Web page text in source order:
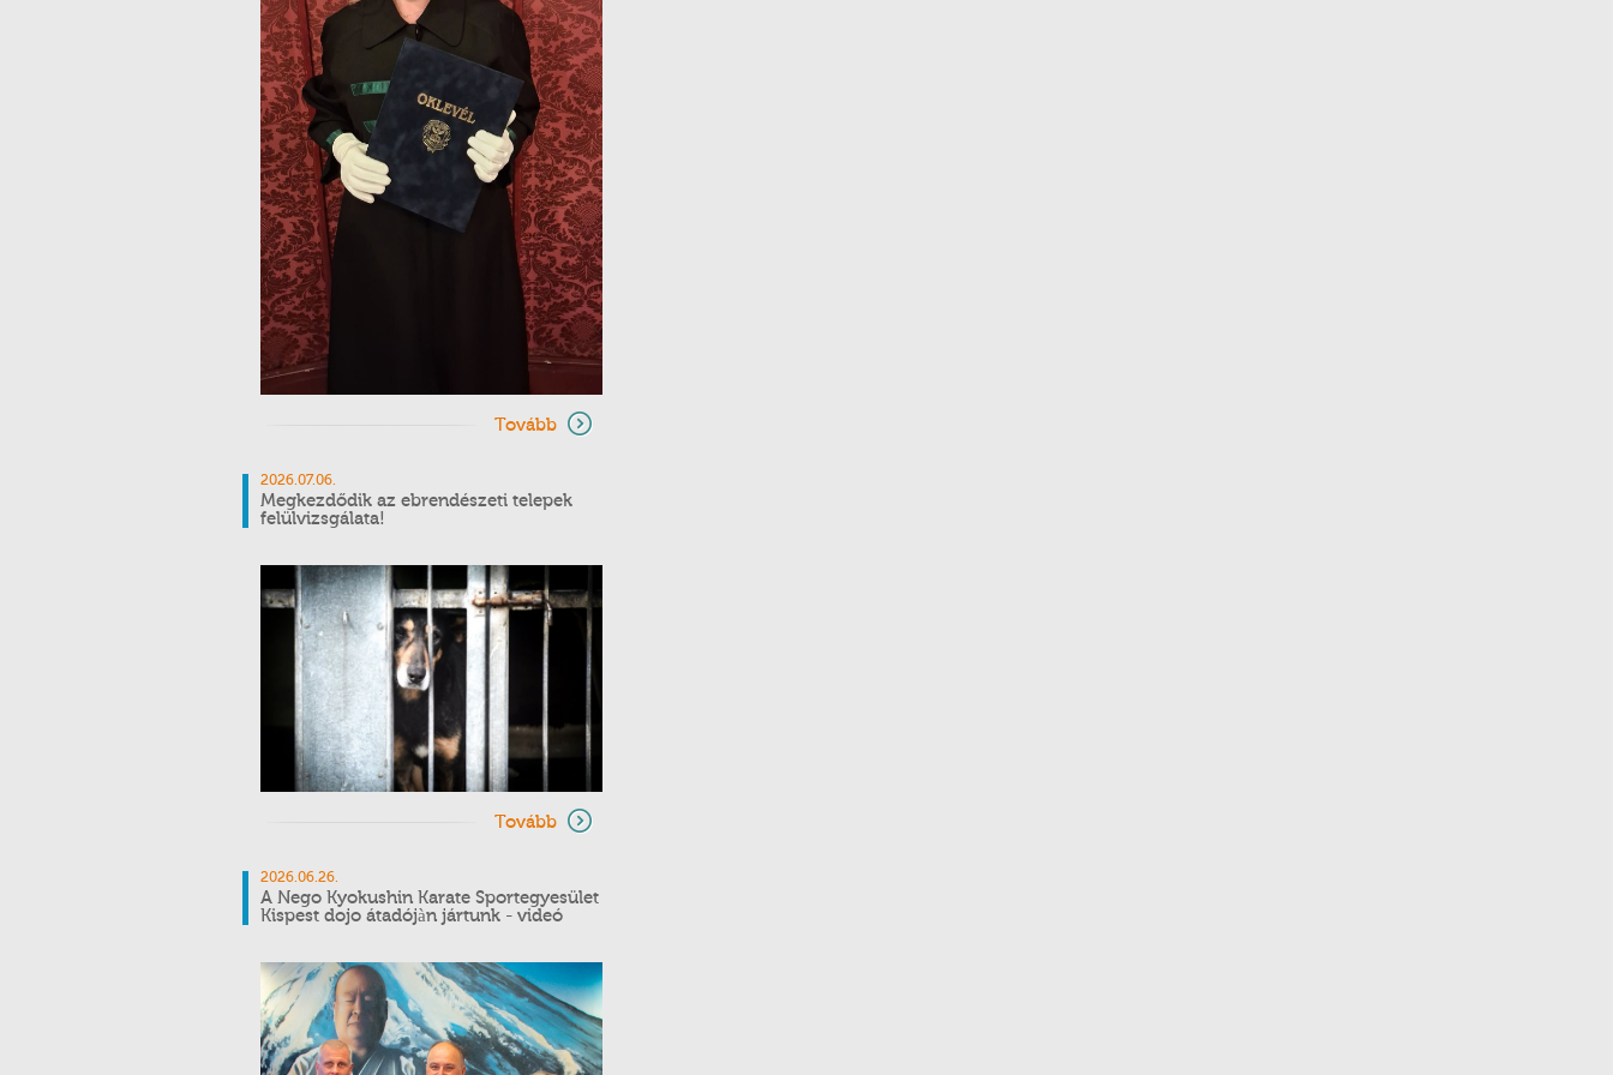
Tovább
2026.07.06.
Megkezdődik az ebrendészeti telepek
felülvizsgálata!
Tovább
2026.06.26.
A Nego Kyokushin Karate Sportegyesület
Kispest dojo átadójàn jártunk - videó